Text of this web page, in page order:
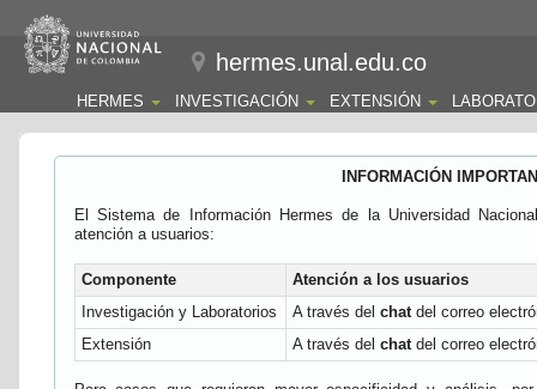
hermes.unal.edu.co
HERMES INVESTIGACIÓN EXTENSIÓN
INFORMACIÓN
El Sistema de Información Hermes de la Universidad
atención a usuarios:
Componente
Atención a los usuarios
Investigación y Laboratorios
A través del chatdel correo
Extensión
A través del chatdel correo